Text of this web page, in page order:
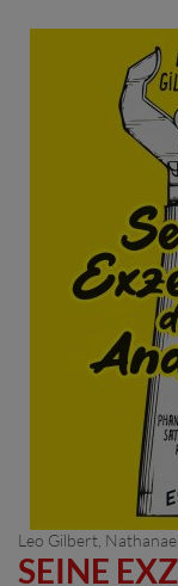
Leo Gilbert
SEINE